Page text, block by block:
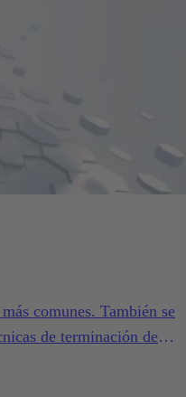
comunes. También se
de terminación de
los tipos de